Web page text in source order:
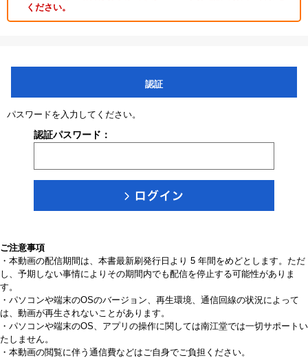
ください。
認証
パスワードを入力してください。
認証パスワード：
ご注意事項
・本動画の配信期間は、本書最新刷発行日より 5 年間をめどとします。ただ
し、予期しない事情によりその期間内でも配信を停止する可能性がありま
す。
・パソコンや端末のOSのバージョン、再生環境、通信回線の状況によって
は、動画が再生されないことがあります。
・パソコンや端末のOS、アプリの操作に関しては南江堂では一切サポートい
たしません。
・本動画の閲覧に伴う通信費などはご自身でご負担ください。